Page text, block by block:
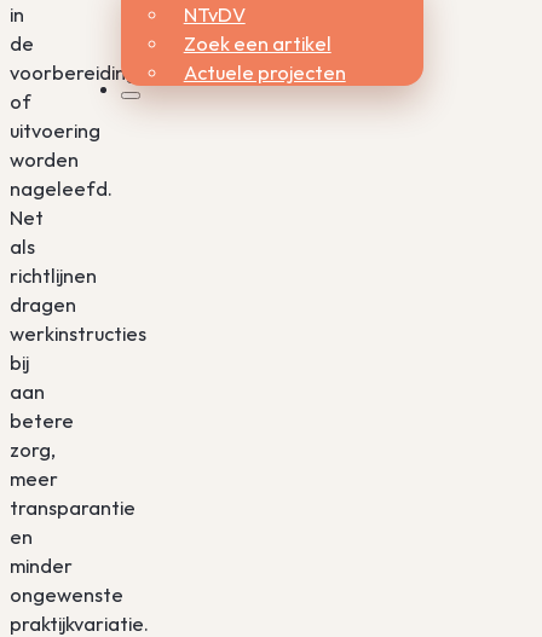
NTvDV
Zoek een artikel
Actuele projecten
in
de
voorbereiding
of
uitvoering
worden
nageleefd.
Net
als
richtlijnen
dragen
werkinstructies
bij
aan
betere
zorg,
meer
transparantie
en
minder
ongewenste
praktijkvariatie.